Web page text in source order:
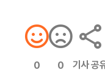
0 0 기사 공